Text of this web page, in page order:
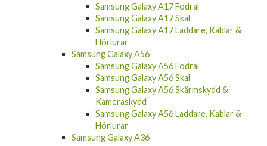
Samsung Galaxy A17 Fodral
Samsung Galaxy A17 Skal
Samsung Galaxy A17 Laddare, Kablar &
Hörlurar
Samsung Galaxy A56
Samsung Galaxy A56 Fodral
Samsung Galaxy A56 Skal
Samsung Galaxy A56 Skärmskydd &
Kameraskydd
Samsung Galaxy A56 Laddare, Kablar &
Hörlurar
Samsung Galaxy A36